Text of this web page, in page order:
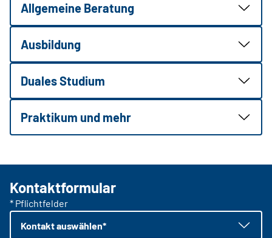
Allgemeine Beratung
Ausbildung
Duales Studium
Praktikum und mehr
Kontaktformular
* Pflichtfelder
Kontakt auswählen*